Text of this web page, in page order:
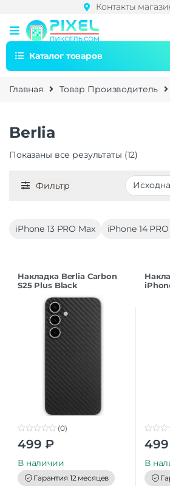
Контакты
Каталог товаров
Главная Товар Производитель
Berlia
Показаны все результаты (12)
Фильтр
iPhone 13 PRO Max iPhone 14
Накладка Berlia Carbon
S25 Plus Black
o
t
o
f
5
(0)
499 ₽
В наличии
Гарантия 12 месяцев
o
t
o
f
5
499
В